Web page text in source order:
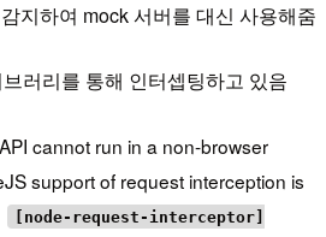
지하여 mock 서버를 대신 사용해줌
러리를 통해 인터셉팅하고 있음
cannot run in a non-browser
support of request interception is
[node-request-interceptor]